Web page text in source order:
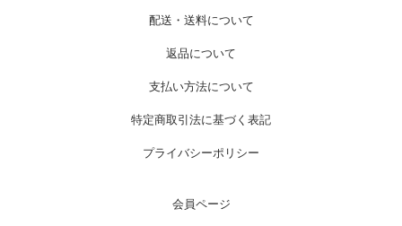
配送・送料について
返品について
支払い方法について
特定商取引法に基づく表記
プライバシーポリシー
会員ページ